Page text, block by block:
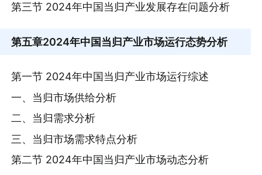
第三节 2024年中国当归产业发展存在问题分析
第五章2024年中国当归产业市场运行态势分析
第一节 2024年中国当归产业市场运行综述
一、当归市场供给分析
二、当归需求分析
三、当归市场需求特点分析
第二节 2024年中国当归产业市场动态分析